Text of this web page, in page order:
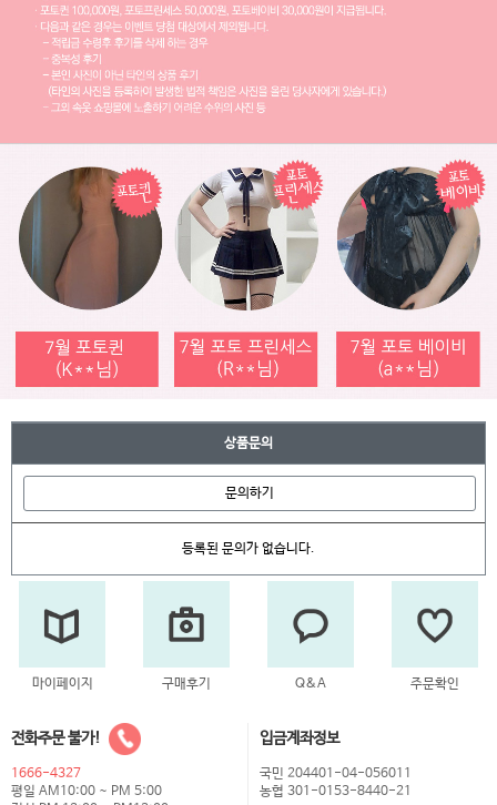
상품문의
문의하기
등록된 문의가 없습니다.
마이페이지 구매후기 Q&A 주문확인
전화주문 불가!
1666-4327
평일 AM10:00 ~ PM 5:00
입금계좌정보
국민 204401-04-056011
농협 301-0153-8440-21